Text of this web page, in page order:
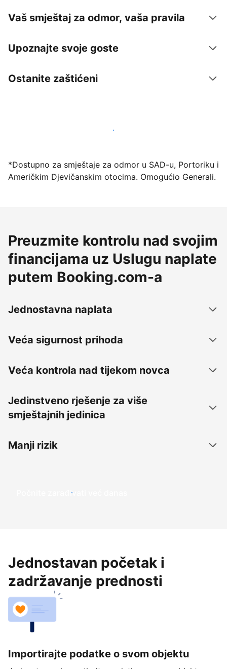
Vaš smještaj za odmor, vaša pravila
Upoznajte svoje goste
Ostanite zaštićeni
*Dostupno za smještaje za odmor u SAD-u, Portoriku i
Američkim Djevičanskim otocima. Omogućio Generali.
Preuzmite kontrolu nad svojim
financijama uz Uslugu naplate
putem Booking.com-a
Jednostavna naplata
Veća sigurnost prihoda
Veća kontrola nad tijekom novca
Jedinstveno rješenje za više
smještajnih jedinica
Manji rizik
Počnite zarađivati već ​​danas
Jednostavan početak i
zadržavanje prednosti
Importirajte podatke o svom objektu